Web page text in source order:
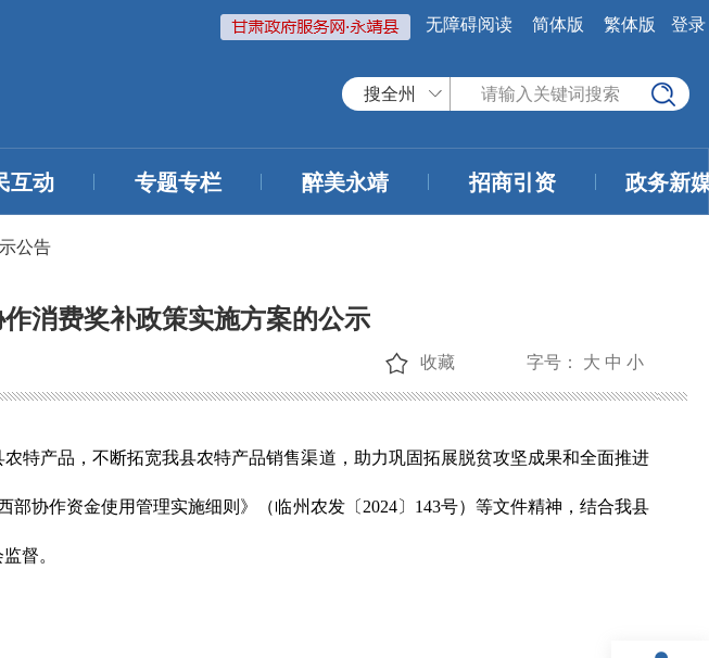
无障碍阅读 简体版 繁体版 登录
搜全州
互动 专题专栏 醉美永靖 招商引资 政务新
公告
消费奖补政策实施方案的公示
字号： 大 中 小
收藏
特产品，不断拓宽我县农特产品销售渠道，助力巩固拓展脱贫攻坚成果和全面推进
协作资金使用管理实施细则》（临州农发〔2024〕143号）等文件精神，结合我县
督。